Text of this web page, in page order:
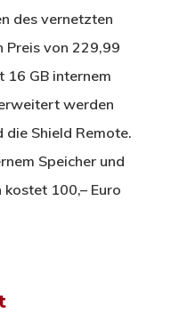
des vernetzten
Preis von 229,99
16 GB internem
werden
die Shield Remote.
Speicher und
100,– Euro